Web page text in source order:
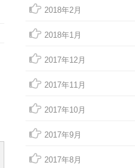
2018年2月
2018年1月
2017年12月
2017年11月
2017年10月
2017年9月
2017年8月